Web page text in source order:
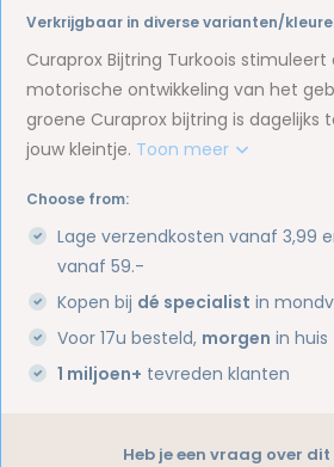
Verkrijgbaar in diverse varianten/
Curaprox Bijtring Turkoois stimuleert
motorische ontwikkeling van het
groene Curaprox bijtring is dagelijks
jouw kleintje. Toon meer
Choose from:
Lage verzendkosten vanaf 3,99
vanaf 59.-
Kopen bij dé specialist in
Voor 17u besteld, morgen in huis
1 miljoen+ tevreden klanten
Heb je een vraag over